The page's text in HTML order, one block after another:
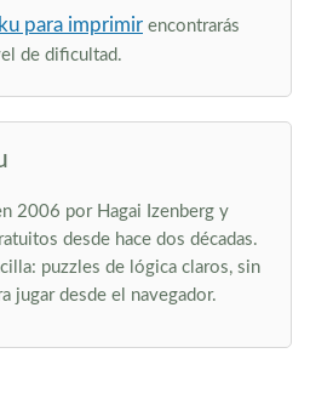
para imprimir encontrarás
de dificultad.
2006 por Hagai Izenberg y
desde hace dos décadas.
puzzles de lógica claros, sin
jugar desde el navegador.